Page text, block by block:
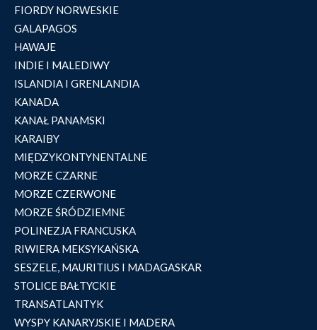
FIORDY NORWESKIE
GALAPAGOS
HAWAJE
INDIE I MALEDIWY
ISLANDIA I GRENLANDIA
KANADA
KANAŁ PANAMSKI
KARAIBY
MIĘDZYKONTYNENTALNE
MORZE CZARNE
MORZE CZERWONE
MORZE ŚRÓDZIEMNE
POLINEZJA FRANCUSKA
RIWIERA MEKSYKAŃSKA
SESZELE, MAURITIUS I MADAGASKAR
STOLICE BAŁTYCKIE
TRANSATLANTYK
WYSPY KANARYJSKIE I MADERA